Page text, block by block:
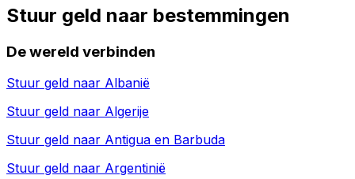
Stuur geld naar bestemmingen
De wereld verbinden
Stuur geld naar Albanië
Stuur geld naar Algerije
Stuur geld naar Antigua en Barbuda
Stuur geld naar Argentinië